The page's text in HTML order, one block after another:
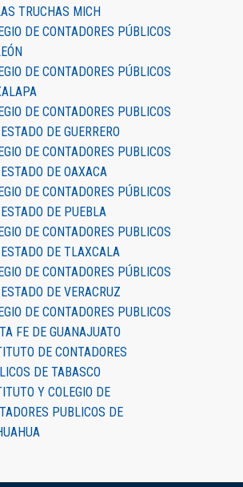
TRUCHAS MICH
DE CONTADORES PÚBLICOS
DE CONTADORES PÚBLICOS
DE CONTADORES PUBLICOS
DE GUERRERO
DE CONTADORES PUBLICOS
DE OAXACA
DE CONTADORES PÚBLICOS
DE PUEBLA
DE CONTADORES PUBLICOS
DE TLAXCALA
DE CONTADORES PÚBLICOS
DE VERACRUZ
DE CONTADORES PUBLICOS
FE DE GUANAJUATO
DE CONTADORES
DE TABASCO
Y COLEGIO DE
PUBLICOS DE